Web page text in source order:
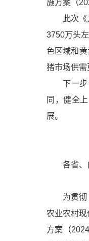
施方案（
此次
3750万头
色区域和
猪市场供需
下一
同，健全
展。
各省、
为贯
农业农村
方案（